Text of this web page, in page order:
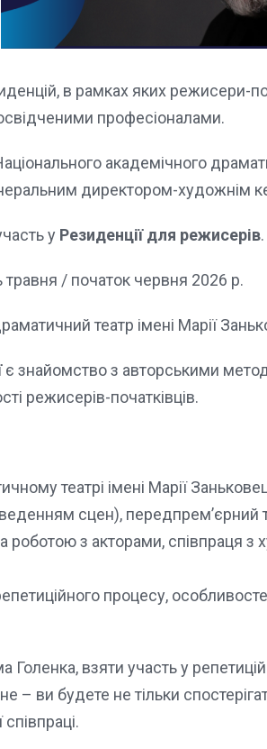
в рамках яких режисери-
професіоналами.
академічного
директором-художнім
у Резиденції для режисерів.
травня / початок червня 2026 р.
театр імені Марії
є знайомство з авторськими
режисерів-початківців.
театрі імені Марії
сцен), передпрем’єрний
роботою з акторами, співпраця
процесу,
взяти участь у
– ви будете не тільки